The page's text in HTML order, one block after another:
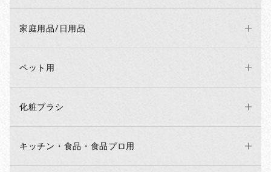
家庭用品/日用品
ペット用
化粧ブラシ
キッチン・食品・食品プロ用